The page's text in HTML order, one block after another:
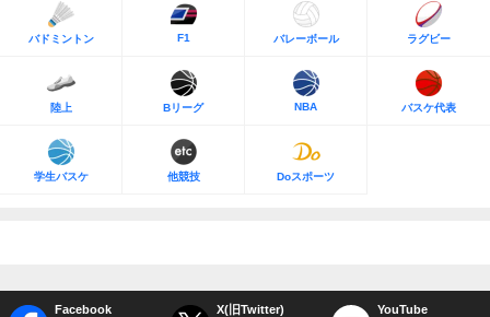
バドミントン F1 バレーボール ラグビー
陸上 Bリーグ NBA バスケ代表
学生バスケ 他競技 Doスポーツ
Facebook X(旧Twitter) YouTube